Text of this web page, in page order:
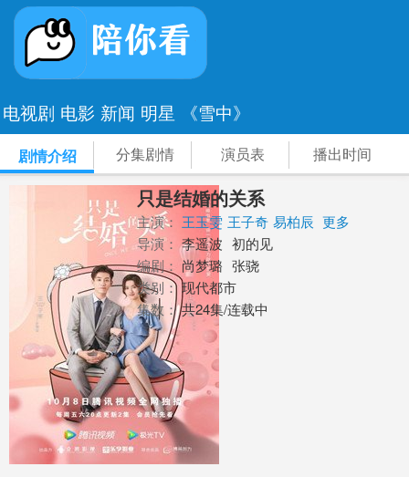
电视剧 电影 新闻 明星 《雪中》
剧情介绍 分集剧情 演员表 播出时间
只是结婚的关系
主演： 王玉雯 王子奇 易柏辰 更多
导演： 李遥波 初的见
编剧： 尚梦璐 张骁
类别： 现代都市
集数：共24集/连载中